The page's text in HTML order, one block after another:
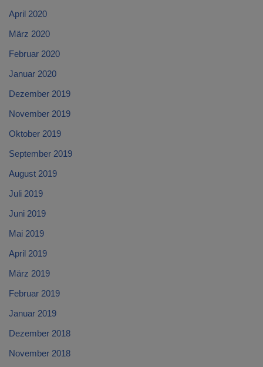
April 2020
März 2020
Februar 2020
Januar 2020
Dezember 2019
November 2019
Oktober 2019
September 2019
August 2019
Juli 2019
Juni 2019
Mai 2019
April 2019
März 2019
Februar 2019
Januar 2019
Dezember 2018
November 2018